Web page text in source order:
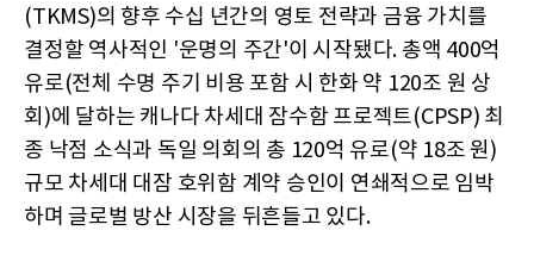
(TKMS)의 향후 수십 년간의 영토 전략과 금융 가치를
결정할 역사적인 '운명의 주간'이 시작됐다. 총액 400억
유로(전체 수명 주기 비용 포함 시 한화 약 120조 원 상
회)에 달하는 캐나다 차세대 잠수함 프로젝트(CPSP) 최
종 낙점 소식과 독일 의회의 총 120억 유로(약 18조 원)
규모 차세대 대잠 호위함 계약 승인이 연쇄적으로 임박
하며 글로벌 방산 시장을 뒤흔들고 있다.